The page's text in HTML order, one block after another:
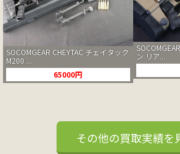
SOCOMGEAR CHEYTAC チェイタック
M200 ...
65000円
ン リア...
その他の買取実績を